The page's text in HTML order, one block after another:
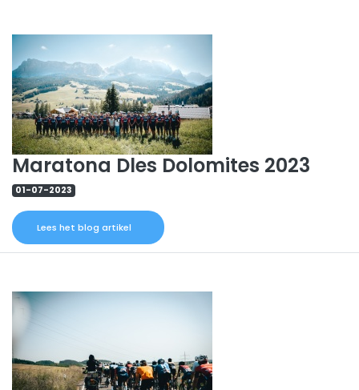
Maratona Dles Dolomites 2023
01-07-2023
Lees het blog artikel